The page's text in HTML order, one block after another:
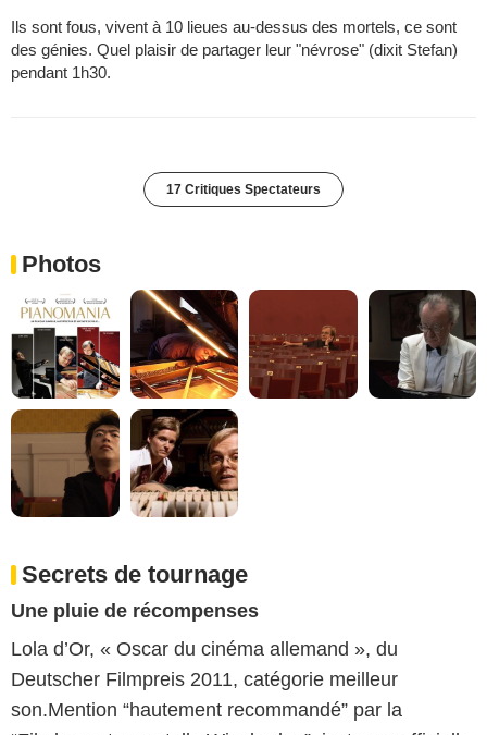
Ils sont fous, vivent à 10 lieues au-dessus des mortels, ce sont
des génies. Quel plaisir de partager leur "névrose" (dixit Stefan)
pendant 1h30.
17 Critiques Spectateurs
Photos
Secrets de tournage
Une pluie de récompenses
Lola d’Or, « Oscar du cinéma allemand », du
Deutscher Filmpreis 2011, catégorie meilleur
son.Mention “hautement recommandé” par la